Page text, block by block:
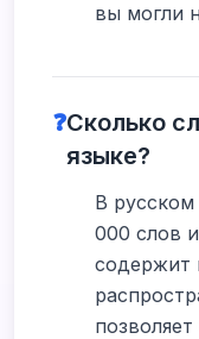
вы могли
❓Сколько
языке?
В русском
000 слов
содержит